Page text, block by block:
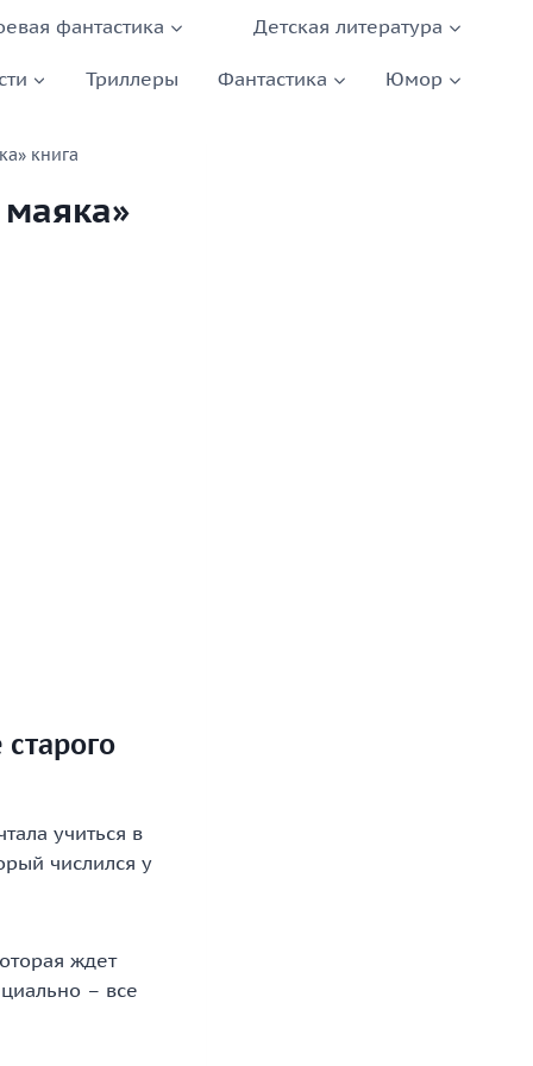
фантастика Детская литература
Триллеры Фантастика Юмор
книга
учиться в
числился у
ждет
– все